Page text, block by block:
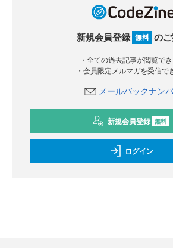
新規会員登録 無料 の
・全ての過去記事が閲覧で
・会員限定メルマガを受信で
メールバックナン
新規会員登録 無料
ログイン